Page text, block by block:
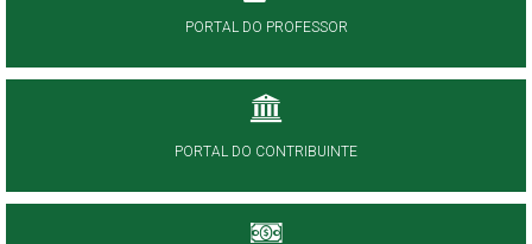
PORTAL DO PROFESSOR
PORTAL DO CONTRIBUINTE